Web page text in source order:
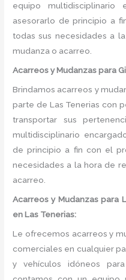
equipo multidisciplinario
asesorarlo de principio a
todas sus necesidades a
mudanza o acarreo.
Acarreos y Mudanzas para
Brindamos acarreos y
parte de Las Tenerias con
transportar sus
multidisciplinario
de principio a fin con el
necesidades a la hora de
acarreo.
Acarreos y Mudanzas para
en Las Tenerias:
Le ofrecemos acarreos y
comerciales en cualquier
y vehículos idóneos